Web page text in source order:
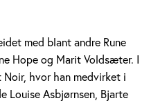
med blant andre Rune
Hope og Marit Voldsæter. I
Noir, hvor han medvirket i
Louise Asbjørnsen, Bjarte